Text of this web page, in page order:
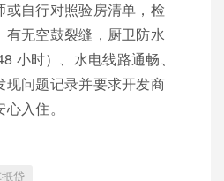
自行对照验房清单，检
无空鼓裂缝，厨卫防水
小时）、水电线路通畅、
现问题记录并要求开发商
入住。
抵贷